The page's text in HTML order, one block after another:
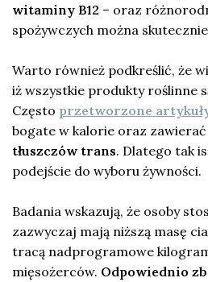
witaminy B12 – oraz
spożywczych można
Warto również podkreślić, że
iż wszystkie produkty roślinne
Często przetworzone
bogate w kalorie oraz zawierać
tłuszczów trans. Dlatego tak
podejście do wyboru żywności.
Badania wskazują, że osoby
zazwyczaj mają niższą masę
tracą nadprogramowe
mięsożerców. Odpowiednio